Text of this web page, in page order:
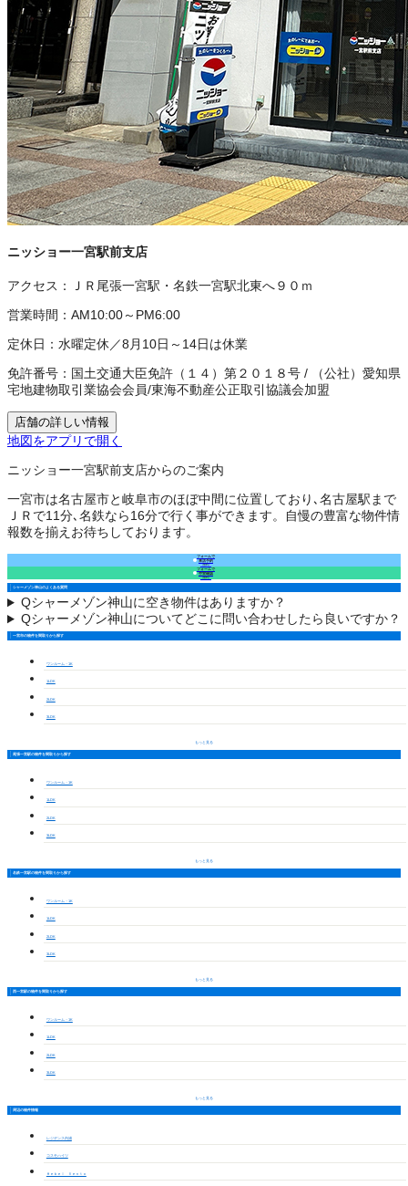
ニッショー一宮駅前支店
アクセス：
ＪＲ尾張一宮駅・名鉄一宮駅北東へ９０ｍ
営業時間： AM10:00～PM6:00
定休日： 水曜定休／8月10日～14日は休業
免許番号： 国土交通大臣免許（１４）第２０１８号 /
（公社）愛知県
宅地建物取引業協会会員/東海不動産公正取引協議会加盟
店舗の詳しい情報
地図をアプリで開く
ニッショー一宮駅前支店からのご案内
一宮市は名古屋市と岐阜市のほぼ中間に位置しており､名古屋駅まで
ＪＲで11分､名鉄なら16分で行く事ができます。自慢の豊富な物件情
報数を揃えお待ちしております。
フォームで
来店予約
（無料）
フォームで
空室確認
（無料）
シャーメゾン神山のよくある質問
Qシャーメゾン神山に空き物件はありますか？
Qシャーメゾン神山についてどこに問い合わせしたら良いですか？
一宮市の物件を間取りから探す
ワンルーム・1K
1LDK
2LDK
3LDK
もっと見る
尾張一宮駅の物件を間取りから探す
ワンルーム・1K
1LDK
2LDK
3LDK
もっと見る
名鉄一宮駅の物件を間取りから探す
ワンルーム・1K
1LDK
2LDK
3LDK
もっと見る
西一宮駅の物件を間取りから探す
ワンルーム・1K
1LDK
2LDK
3LDK
もっと見る
周辺の物件情報
レジデンス内浦
コスモハイツ
Ｈｅｂｅｌ Ｖｅｎｔｏ